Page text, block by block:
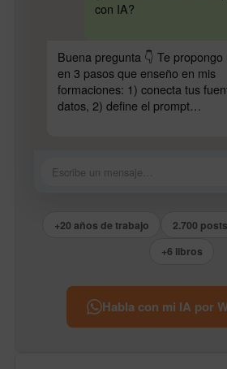
con IA?
Buena pregunta 👇 Te propongo
en 3 pasos que enseño en mis
formaciones: 1) conecta tus
datos, 2) define el prompt…
Escribe un mensaje…
+20 años de trabajo 2.700 posts
+6 libros
Habla con mi IA por